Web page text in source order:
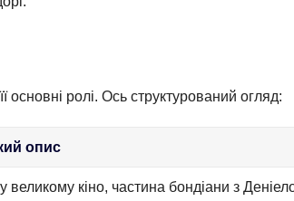
ролі. Ось структурований огляд:
опис
великому кіно, частина бондіани з